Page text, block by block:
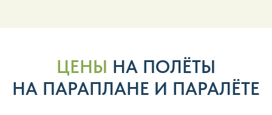
ЦЕНЫ НА ПОЛЁТЫ
НА ПАРАПЛАНЕ И ПАРАЛЁТЕ